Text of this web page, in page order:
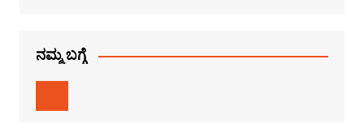
ನಮ್ಮ ಬಗ್ಗೆ